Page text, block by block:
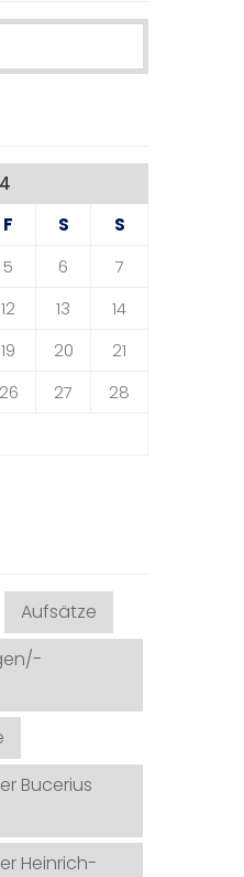
F S
S
5 6
7
12 13
14
19 20
21
26 27
28
Aufsätze
Bucerius
Heinrich-